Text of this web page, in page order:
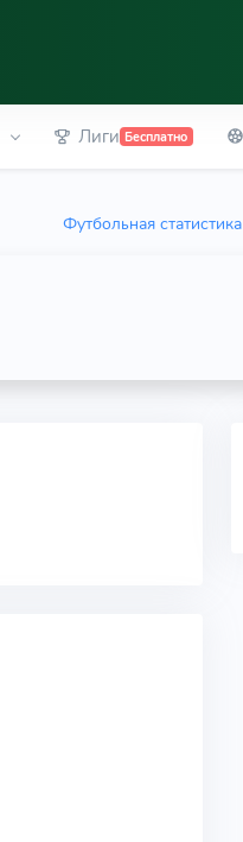
Лиги Бесплатно
Футбольная статистика